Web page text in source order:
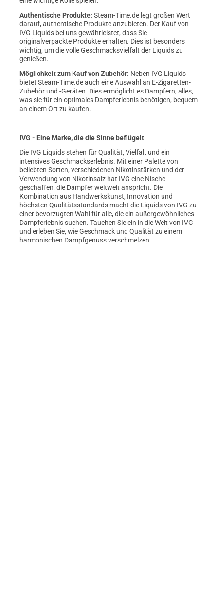
Authentische Produkte: Steam-Time.de legt großen Wert
darauf, authentische Produkte anzubieten. Der Kauf von
IVG Liquids bei uns gewährleistet, dass Sie
originalverpackte Produkte erhalten. Dies ist besonders
wichtig, um die volle Geschmacksvielfalt der Liquids zu
genießen.
Möglichkeit zum Kauf von Zubehör: Neben IVG Liquids
bietet Steam-Time.de auch eine Auswahl an E-Zigaretten-
Zubehör und -Geräten. Dies ermöglicht es Dampfern, alles,
was sie für ein optimales Dampferlebnis benötigen, bequem
an einem Ort zu kaufen.
IVG - Eine Marke, die die Sinne beflügelt
Die IVG Liquids stehen für Qualität, Vielfalt und ein
intensives Geschmackserlebnis. Mit einer Palette von
beliebten Sorten, verschiedenen Nikotinstärken und der
Verwendung von Nikotinsalz hat IVG eine Nische
geschaffen, die Dampfer weltweit anspricht. Die
Kombination aus Handwerkskunst, Innovation und
höchsten Qualitätsstandards macht die Liquids von IVG zu
einer bevorzugten Wahl für alle, die ein außergewöhnliches
Dampferlebnis suchen. Tauchen Sie ein in die Welt von IVG
und erleben Sie, wie Geschmack und Qualität zu einem
harmonischen Dampfgenuss verschmelzen.